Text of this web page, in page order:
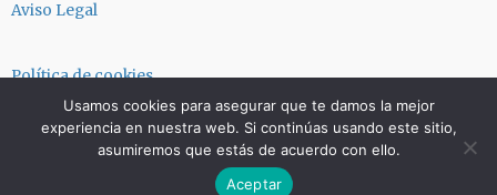
Aviso Legal
Política de cookies
Términos y condiciones
Usamos cookies para asegurar que te damos la mejor
experiencia en nuestra web. Si continúas usando este sitio,
asumiremos que estás de acuerdo con ello.
Aceptar